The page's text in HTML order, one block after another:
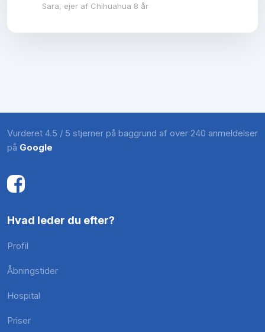
Sara, ejer af Chihuahua 8 år
Vurderet 4.5 / 5 stjerner på baggrund af over 240 anmeldelser
på Google
Hvad leder du efter?
Profil
Åbningstider
Hospital
Priser